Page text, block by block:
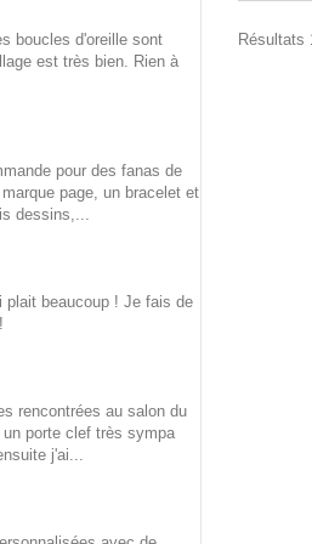
boucles d'oreille sont
est très bien. Rien à
pour des fanas de
page, un bracelet et
dessins,...
plait beaucoup ! Je fais de
rencontrées au salon du
porte clef très sympa
j'ai...
Résultats